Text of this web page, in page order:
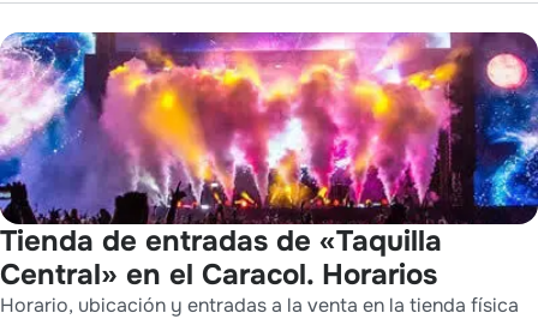
Tienda de entradas de «Taquilla
Central» en el Caracol. Horarios
Horario, ubicación y entradas a la venta en la tienda física